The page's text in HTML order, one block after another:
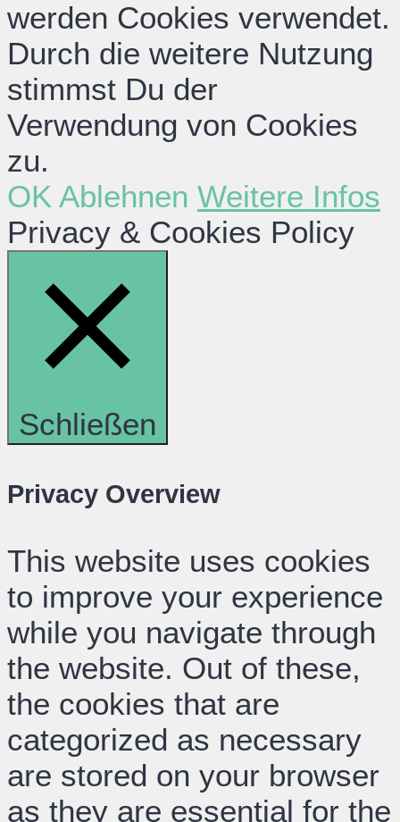
werden Cookies verwendet.
Durch die weitere Nutzung
stimmst Du der
Verwendung von Cookies
zu.
OK Ablehnen Weitere Infos
Privacy & Cookies Policy
Schließen
Privacy Overview
This website uses cookies
to improve your experience
while you navigate through
the website. Out of these,
the cookies that are
categorized as necessary
are stored on your browser
as they are essential for the